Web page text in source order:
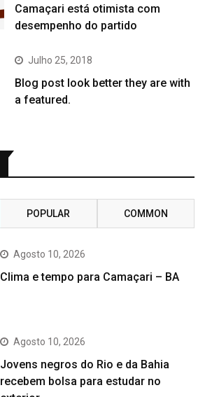
Camaçari está otimista com
desempenho do partido
Julho 25, 2018
Blog post look better they are with
a featured.
POPULAR COMMON
Agosto 10, 2026
Clima e tempo para Camaçari – BA
Agosto 10, 2026
Jovens negros do Rio e da Bahia
recebem bolsa para estudar no